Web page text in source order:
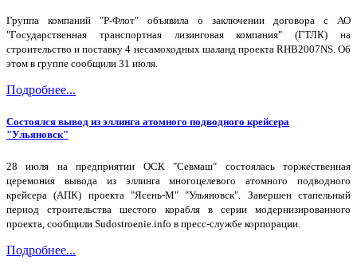
Группа компаний "Р-Флот" объявила о заключении договора с АО
"Государственная транспортная лизинговая компания" (ГТЛК) на
строительство и поставку 4 несамоходных шаланд проекта RHB2007NS. Об
этом в группе сообщили 31 июля.
Подробнее...
Состоялся вывод из эллинга атомного подводного крейсера
"Ульяновск"
28 июля на предприятии ОСК "Севмаш" состоялась торжественная
церемония вывода из эллинга многоцелевого атомного подводного
крейсера (АПК) проекта "Ясень-М" "Ульяновск". Завершен стапельный
период строительства шестого корабля в серии модернизированного
проекта, сообщили Sudostroenie.info в пресс-службе корпорации.
Подробнее...